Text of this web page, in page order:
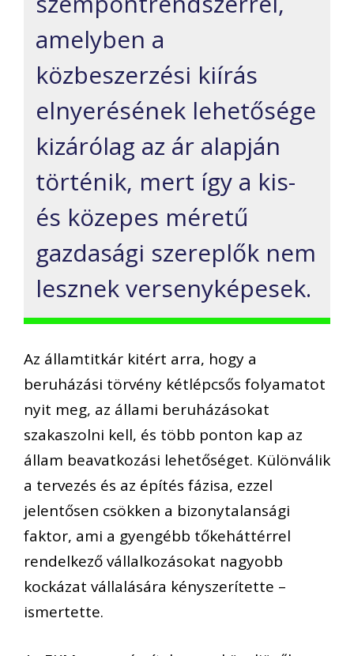
amelyben a
közbeszerzési kiírás
elnyerésének lehetősége
kizárólag az ár alapján
történik, mert így a kis-
és közepes méretű
gazdasági szereplők nem
lesznek versenyképesek.
Az államtitkár kitért arra, hogy a
beruházási törvény kétlépcsős folyamatot
nyit meg, az állami beruházásokat
szakaszolni kell, és több ponton kap az
állam beavatkozási lehetőséget. Különválik
a tervezés és az építés fázisa, ezzel
jelentősen csökken a bizonytalansági
faktor, ami a gyengébb tőkeháttérrel
rendelkező vállalkozásokat nagyobb
kockázat vállalására kényszerítette –
ismertette.